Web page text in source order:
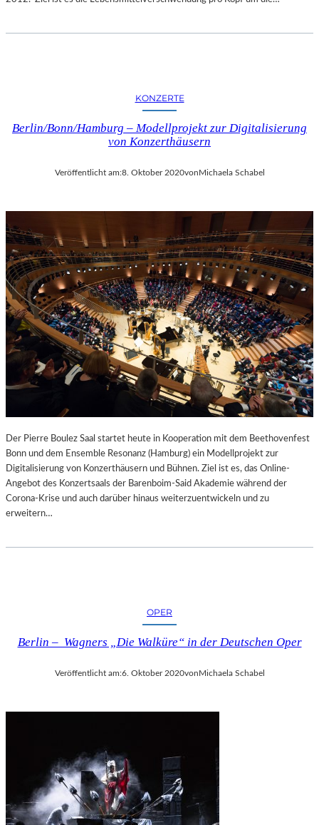
KONZERTE
Berlin/Bonn/Hamburg – Modellprojekt zur Digitalisierung
von Konzerthäusern
Veröffentlicht am:8. Oktober 2020von Michaela Schabel
Der Pierre Boulez Saal startet heute in Kooperation mit dem Beethovenfest
Bonn und dem Ensemble Resonanz (Hamburg) ein Modellprojekt zur
Digitalisierung von Konzerthäusern und Bühnen. Ziel ist es, das Online-
Angebot des Konzertsaals der Barenboim-Said Akademie während der
Corona-Krise und auch darüber hinaus weiterzuentwickeln und zu
erweitern…
OPER
Berlin – Wagners „Die Walküre“ in der Deutschen Oper
Veröffentlicht am:6. Oktober 2020von Michaela Schabel